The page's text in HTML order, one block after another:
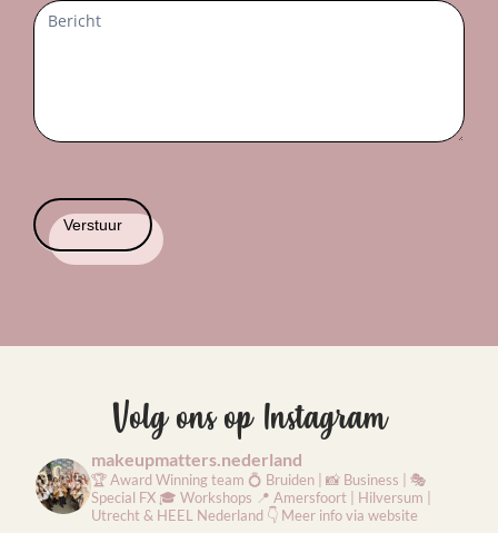
Verstuur
Volg ons op Instagram
makeupmatters.nederland
🏆 Award Winning team 💍 Bruiden | 📸 Business | 🎭
Special FX 🎓 Workshops 📍 Amersfoort | Hilversum |
Utrecht & HEEL Nederland 👇 Meer info via website